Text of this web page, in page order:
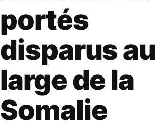
portés
disparus au
large de la
Somalie